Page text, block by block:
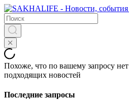
Похоже, что по вашему запросу нет
подходящих новостей
Последние запросы